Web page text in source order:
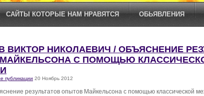
САЙТЫ КОТОРЫЕ НАМ НРАВЯТСЯ ОБЬЯВЛЕНИЯ
ВИКТОР НИКОЛАЕВИЧ / ОБЪЯСНЕНИЕ
С ПОМОЩЬЮ
публикации 20 Ноябрь 2012
результатов опытов Майкельсона с помощью классической